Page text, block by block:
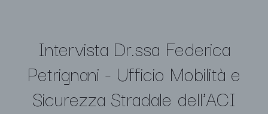
Intervista Dr.ssa Federica
Petrignani - Ufficio Mobilità e
Sicurezza Stradale dell'ACI